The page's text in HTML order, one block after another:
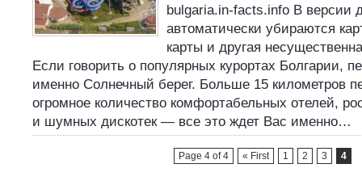
bulgaria.in-facts.info В версии
автоматически убираются
карты и другая
Если говорить о популярных курортах Болгарии,
именно Солнечный берег. Больше 15 километров
огромное количество комфортабельных отелей,
и шумных дискотек — все это ждет Вас именно…
Page 4 of 4 « First 1 2 3 4